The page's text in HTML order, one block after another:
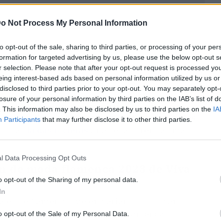
Not Process My Personal Information
opt-out of the sale, sharing to third parties, or processing of your
for targeted advertising by us, please use the below opt-out
selection. Please note that after your opt-out request is processed
interest-based ads based on personal information utilized by us
to third parties prior to your opt-out. You may separately
of your personal information by third parties on the IAB’s list of
This information may also be disclosed by us to third parties on the
Participants that may further disclose it to other third parties.
Data Processing Opt Outs
opt-out of the Sharing of my personal data.
opt-out of the Sale of my Personal Data.
y española puedan lucirse en cada
unamplio catálogoonlinecon las principales
moda flamenca 2023 de Viva
de flamenco suelen variar todos los años,
en el ámbito de la moda flamenca.